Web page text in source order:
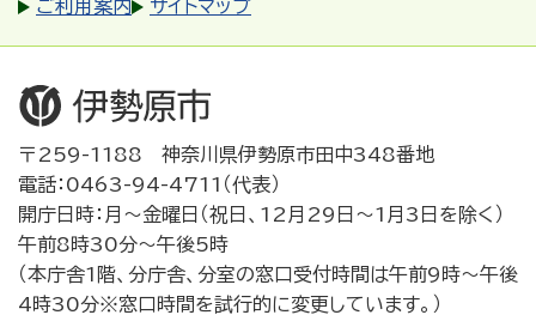
ご利用案内
サイトマップ
〒259-1188 神奈川県伊勢原市田中348番地
電話：0463-94-4711（代表）
開庁日時：月～金曜日（祝日、12月29日～1月3日を除く）
午前8時30分～午後5時
（本庁舎1階、分庁舎、分室の窓口受付時間は午前9時～午後
4時30分※窓口時間を試行的に変更しています。）